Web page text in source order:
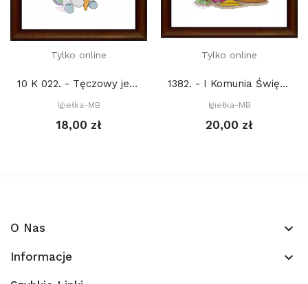
Tylko online
10 K 022. - Tęczowy jednorożec V (PDF)
Igiełka-MB
18,00 zł
Tylko online
1382. - I Komunia Święta (PDF)
Igiełka-MB
20,00 zł
O Nas keyboard_arrow_down
Informacje keyboard_arrow_down